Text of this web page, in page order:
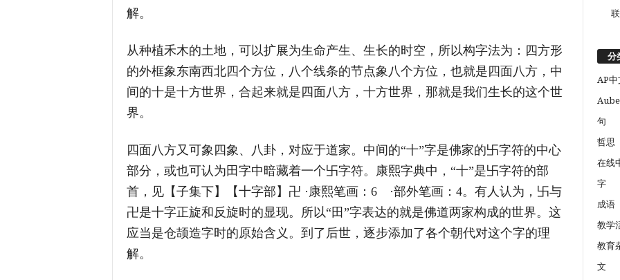
解。
从种植禾木的土地，可以扩展为生命产生、生长的时空，所以构字法为：四方形
的外框象东南西北四个方位，八个线条的节点象八个方位，也就是四面八方，中
间的十是十方世界，合起来就是四面八方，十方世界，那就是我们生长的这个世
界。
四面八方又可象四象、八卦，对应于道家。中间的“十”字是佛家的卐字符的中心
部分，或也可认为田字中暗藏着一个卐字符。康熙字典中，“十”是卐字符的部
首，见【子集下】【十字部】卍 ·康熙笔画：6 ·部外笔画：4。有人认为，卐与
卍是十字正旋和反旋时的显现。所以“田”字表达的就是佛道两家构成的世界。这
应当是仓颉造字时的原始含义。到了后世，逐步添加了各个朝代对这个字的理
解。
分
AP中
句
哲思
在线
字
成语
教学
教育
文